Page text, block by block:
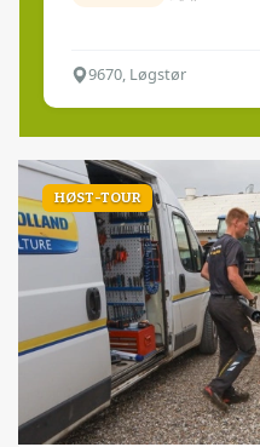
9670, Løgstør
HØST-TOUR